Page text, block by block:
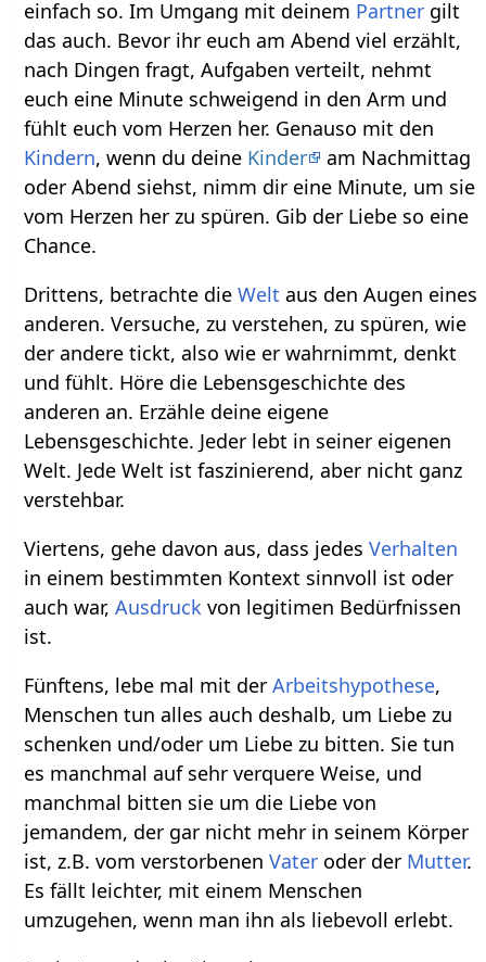
einfach so. Im Umgang mit deinem Partner gilt
das auch. Bevor ihr euch am Abend viel erzählt,
nach Dingen fragt, Aufgaben verteilt, nehmt
euch eine Minute schweigend in den Arm und
fühlt euch vom Herzen her. Genauso mit den
Kindern, wenn du deine Kinder
am Nachmittag
oder Abend siehst, nimm dir eine Minute, um sie
vom Herzen her zu spüren. Gib der Liebe so eine
Chance.
Drittens, betrachte dieWelt aus den Augen eines
anderen. Versuche, zu verstehen, zu spüren, wie
der andere tickt, also wie er wahrnimmt, denkt
und fühlt. Höre die Lebensgeschichte des
anderen an. Erzähle deine eigene
Lebensgeschichte. Jeder lebt in seiner eigenen
Welt. Jede Welt ist faszinierend, aber nicht ganz
verstehbar.
Viertens, gehe davon aus, dass jedesVerhalten
in einem bestimmten Kontext sinnvoll ist oder
auch war,Ausdruck von legitimen Bedürfnissen
ist.
Fünftens, lebe mal mit derArbeitshypothese,
Menschen tun alles auch deshalb, um Liebe zu
schenken und/oder um Liebe zu bitten. Sie tun
es manchmal auf sehr verquere Weise, und
manchmal bitten sie um die Liebe von
jemandem, der gar nicht mehr in seinem Körper
ist, z.B. vom verstorbenenVater oder der Mutter.
Es fällt leichter, mit einem Menschen
umzugehen, wenn man ihn als liebevoll erlebt.